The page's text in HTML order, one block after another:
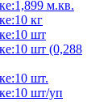
м.кв.
кг
шт
шт (0,288
шт.
шт/уп